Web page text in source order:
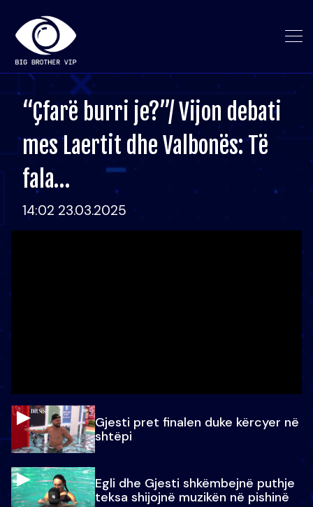
“Çfarë burri je?”/ Vijon debati
mes Laertit dhe Valbonës: Të
fala…
14:02 23.03.2025
Gjesti pret finalen duke kërcyer në
shtëpi
Egli dhe Gjesti shkëmbejnë puthje
teksa shijojnë muzikën në pishinë